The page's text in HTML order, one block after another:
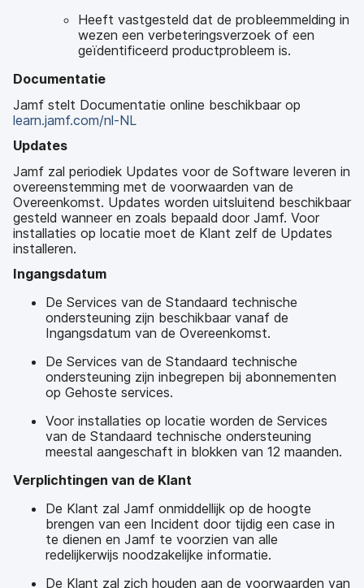
Heeft vastgesteld dat de probleemmelding in
wezen een verbeteringsverzoek of een
geïdentificeerd productprobleem is.
Documentatie
Jamf stelt Documentatie online beschikbaar op
learn.jamf.com/nl-NL
Updates
Jamf zal periodiek Updates voor de Software leveren in
overeenstemming met de voorwaarden van de
Overeenkomst. Updates worden uitsluitend beschikbaar
gesteld wanneer en zoals bepaald door Jamf. Voor
installaties op locatie moet de Klant zelf de Updates
installeren.
Ingangsdatum
De Services van de Standaard technische
ondersteuning zijn beschikbaar vanaf de
Ingangsdatum van de Overeenkomst.
De Services van de Standaard technische
ondersteuning zijn inbegrepen bij abonnementen
op Gehoste services.
Voor installaties op locatie worden de Services
van de Standaard technische ondersteuning
meestal aangeschaft in blokken van 12 maanden.
Verplichtingen van de Klant
De Klant zal Jamf onmiddellijk op de hoogte
brengen van een Incident door tijdig een case in
te dienen en Jamf te voorzien van alle
redelijkerwijs noodzakelijke informatie.
De Klant zal zich houden aan de voorwaarden van